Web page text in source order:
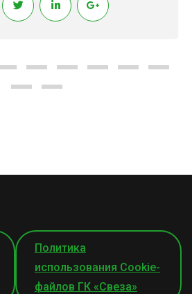
Политика
использования Cookie-
файлов ГК «Свеза»